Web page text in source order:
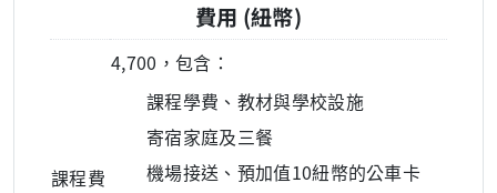
費用 (紐幣)
課程費
4,700，包含：
課程學費、教材與學校設施
寄宿家庭及三餐
機場接送、預加值10紐幣的公車卡